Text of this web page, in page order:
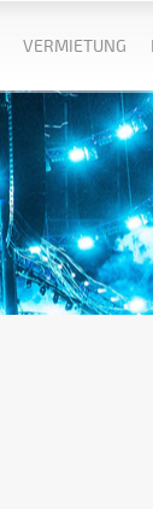
VERMIETUNG